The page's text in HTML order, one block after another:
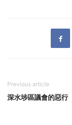
Previous article
深水埗區議會的惡行